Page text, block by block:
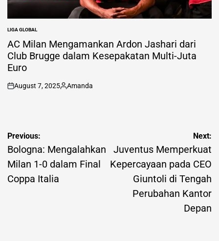
POSTED
IN
LIGA GLOBAL
AC Milan Mengamankan Ardon Jashari dari
Club Brugge dalam Kesepakatan Multi-Juta
Euro
on
August 7, 2025
Posted
Amanda
Post
navigation
Previous:
Bologna: Mengalahkan
Milan 1-0 dalam Final
Coppa Italia
Next:
Juventus Memperkuat
Kepercayaan pada CEO
Giuntoli di Tengah
Perubahan Kantor
Depan